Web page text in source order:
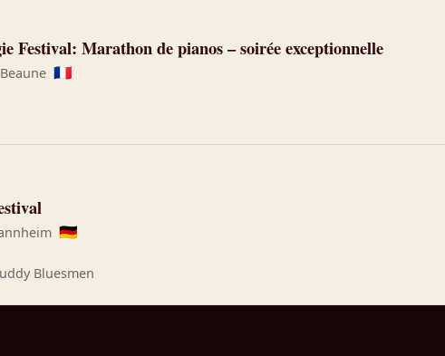
Festival: Marathon de pianos – soirée exceptionnelle
🇫🇷
🇩🇪
Bluesmen